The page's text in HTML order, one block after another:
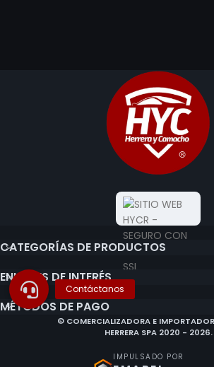
CATEGORÍAS DE PRODUCTOS
ENLACES DE INTERÉS
MÉTODOS DE PAGO
© COMERCIALIZADORA E
HERRERA SPA 2020 - 2026.
IMPULSADO POR